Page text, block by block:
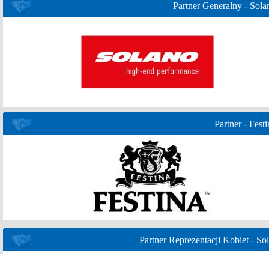
Partner Generalny -
Partner -
Partner Reprezentacji Kobiet -